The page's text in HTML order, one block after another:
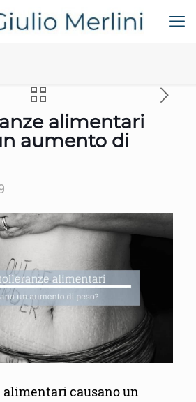
alimentari
aumento di
causano un